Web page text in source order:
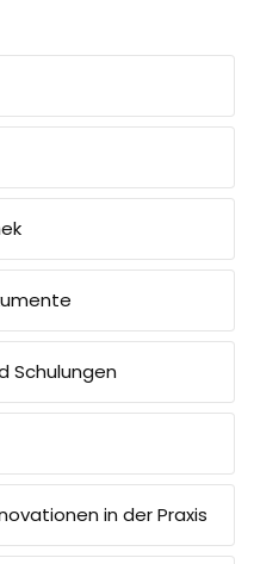
Schulungen
in der Praxis